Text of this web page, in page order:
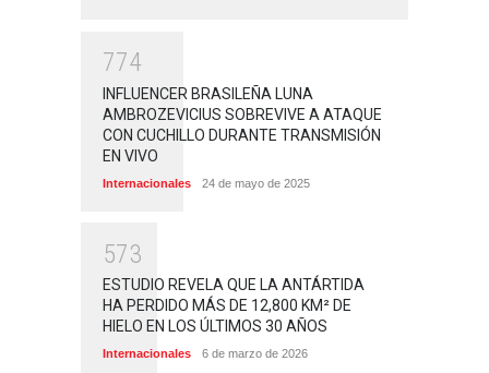
774
INFLUENCER BRASILEÑA LUNA
AMBROZEVICIUS SOBREVIVE A ATAQUE
CON CUCHILLO DURANTE TRANSMISIÓN
EN VIVO
Internacionales 24 de mayo de 2025
573
ESTUDIO REVELA QUE LA ANTÁRTIDA
HA PERDIDO MÁS DE 12,800 KM² DE
HIELO EN LOS ÚLTIMOS 30 AÑOS
Internacionales 6 de marzo de 2026